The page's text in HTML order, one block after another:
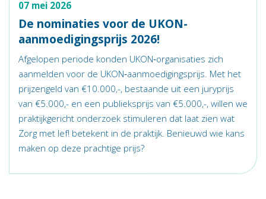
07 mei 2026
De nominaties voor de UKON-
aanmoedigingsprijs 2026!
Afgelopen periode konden UKON‑organisaties zich
aanmelden voor de UKON‑aanmoedigingsprijs. Met het
prijzengeld van €10.000,-, bestaande uit een juryprijs
van €5.000,- en een publieksprijs van €5.000,-, willen we
praktijkgericht onderzoek stimuleren dat laat zien wat
Zorg met lef! betekent in de praktijk. Benieuwd wie kans
maken op deze prachtige prijs?